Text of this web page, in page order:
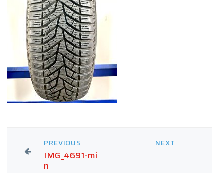
PREVIOUS
IMG_4691-mi
n
NEXT